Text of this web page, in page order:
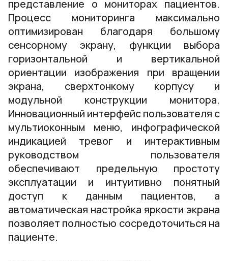
представление о мониторах пациентов.
Процесс мониторинга максимально
оптимизирован благодаря большому
сенсорному экрану, функции выбора
горизонтальной и вертикальной
ориентации изображения при вращении
экрана, сверхтонкому корпусу и
модульной конструкции монитора.
Инновационный интерфейс пользователя с
мультиоконным меню, инфографической
индикацией тревог и интерактивным
руководством пользователя
обеспечивают предельную простоту
эксплуатации и интуитивно понятный
доступ к данным пациентов, а
автоматическая настройка яркости экрана
позволяет полностью сосредоточиться на
пациенте.